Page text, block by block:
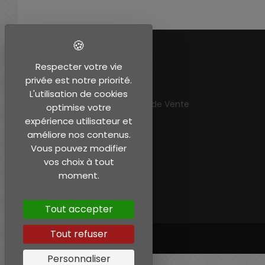
EN SAVOIR PLUS
Mentions légales
Conditions Générales de Vente
Mon compte
Respecter votre vie
privée est notre priorité.
L'utilisation de cookies
optimise votre
expérience utilisateur et
améliore nos contenus.
Vous pouvez modifier
vos choix à tout
moment.
Tout accepter
Tout refuser
Personnaliser